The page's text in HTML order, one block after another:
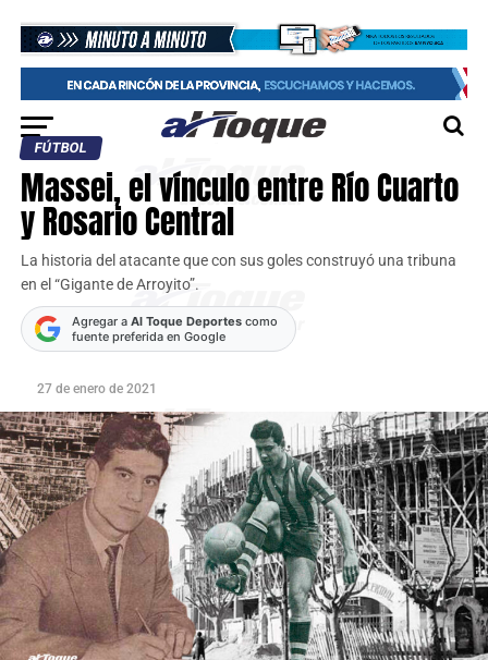
FÚTBOL
Massei, el vínculo entre Río Cuarto
y Rosario Central
La historia del atacante que con sus goles construyó una tribuna
en el “Gigante de Arroyito”.
Agregar a Al Toque Deportescomo
fuente preferida en Google
27 de enero de 2021